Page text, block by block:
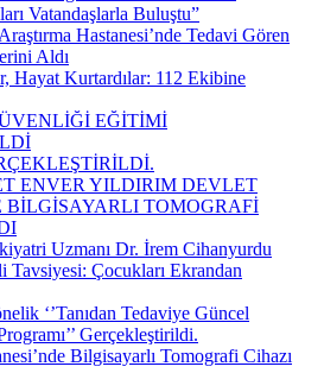
Vatandaşlarla Buluştu”
Hastanesi’nde Tedavi Gören
Aldı
Hayat Kurtardılar: 112 Ekibine
EĞİTİMİ
ENVER YILDIRIM DEVLET
BİLGİSAYARLI TOMOGRAFİ
Uzmanı Dr. İrem Cihanyurdu
Tavsiyesi: Çocukları Ekrandan
‘’Tanıdan Tedaviye Güncel
Gerçekleştirildi.
Bilgisayarlı Tomografi Cihazı